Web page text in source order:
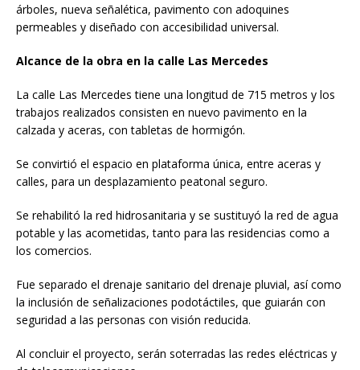
árboles, nueva señalética, pavimento con adoquines
permeables y diseñado con accesibilidad universal.
Alcance de la obra en la calle Las Mercedes
La calle Las Mercedes tiene una longitud de 715 metros y los
trabajos realizados consisten en nuevo pavimento en la
calzada y aceras, con tabletas de hormigón.
Se convirtió el espacio en plataforma única, entre aceras y
calles, para un desplazamiento peatonal seguro.
Se rehabilitó la red hidrosanitaria y se sustituyó la red de agua
potable y las acometidas, tanto para las residencias como a
los comercios.
Fue separado el drenaje sanitario del drenaje pluvial, así como
la inclusión de señalizaciones podotáctiles, que guiarán con
seguridad a las personas con visión reducida.
Al concluir el proyecto, serán soterradas las redes eléctricas y